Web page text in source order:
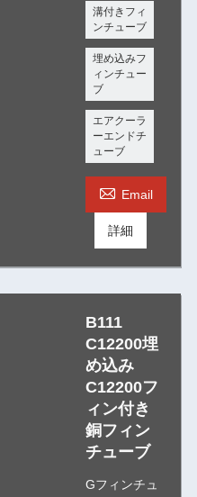
溝付きフィ
ンチューブ
埋め込みフ
ィンチュー
ブ
エアクーラ
ーエンドチ
ューブ
 Email
詳細
B111
C12200埋
め込み
C12200フ
ィン付き
銅フィン
チューブ
Gフィンチュ